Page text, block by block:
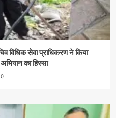
विधिक सेवा प्राधिकरण ने किया
का हिस्सा
0